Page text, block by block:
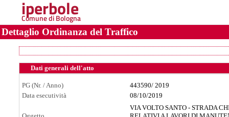
iperbole
Comune di Bologna
Dettaglio Ordinanza del Traffico
Dati generali dell'atto
PG (Nr. / Anno) 443590/ 2019
Data esecutività
08/10/2019
VIA VOLTO SANTO - STRADA